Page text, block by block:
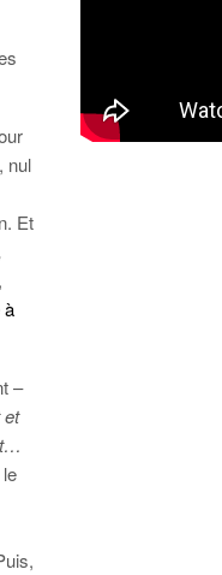
nul
Et
à
–
et